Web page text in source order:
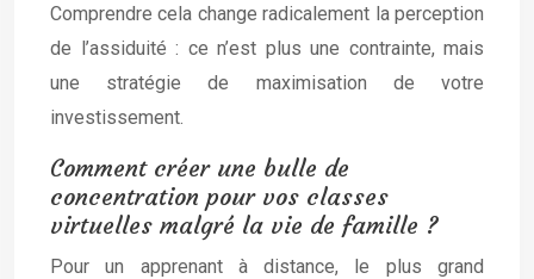
Comprendre cela change radicalement la perception
de l’assiduité : ce n’est plus une contrainte, mais
une stratégie de maximisation de votre
investissement.
Comment créer une bulle de
concentration pour vos classes
virtuelles malgré la vie de famille ?
Pour un apprenant à distance, le plus grand